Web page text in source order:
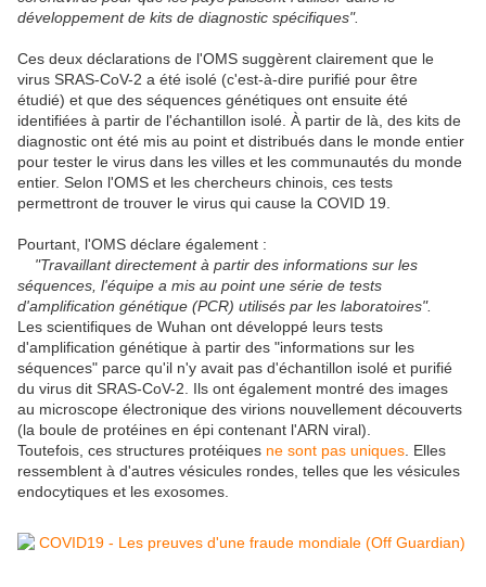
développement de kits de diagnostic spécifiques".
Ces deux déclarations de l'OMS suggèrent clairement que le
virus SRAS-CoV-2 a été isolé (c'est-à-dire purifié pour être
étudié) et que des séquences génétiques ont ensuite été
identifiées à partir de l'échantillon isolé. À partir de là, des kits de
diagnostic ont été mis au point et distribués dans le monde entier
pour tester le virus dans les villes et les communautés du monde
entier. Selon l'OMS et les chercheurs chinois, ces tests
permettront de trouver le virus qui cause la COVID 19.
Pourtant, l'OMS déclare également :
"Travaillant directement à partir des informations sur les
séquences, l'équipe a mis au point une série de tests
d'amplification génétique (PCR) utilisés par les laboratoires".
Les scientifiques de Wuhan ont développé leurs tests
d'amplification génétique à partir des "informations sur les
séquences" parce qu'il n'y avait pas d'échantillon isolé et purifié
du virus dit SRAS-CoV-2. Ils ont également montré des images
au microscope électronique des virions nouvellement découverts
(la boule de protéines en épi contenant l'ARN viral).
Toutefois, ces structures protéiques ne sont pas uniques . Elles
ressemblent à d'autres vésicules rondes, telles que les vésicules
endocytiques et les exosomes.